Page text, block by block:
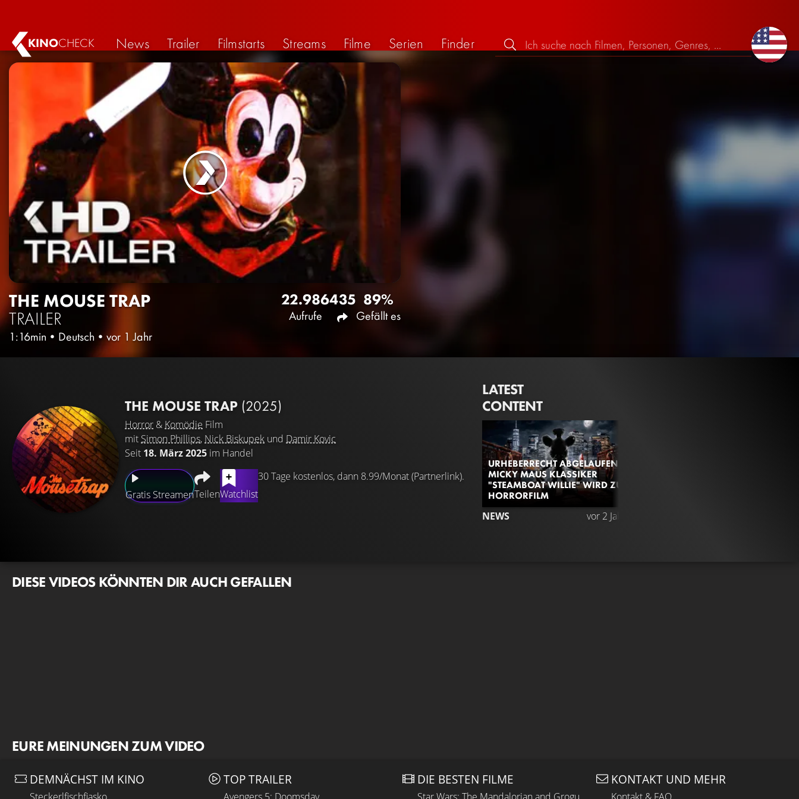
KINOCHECK News Trailer Filmstarts Streams Filme Serien Finder
THE MOUSE TRAP
TRAILER
1:16min • Deutsch •vor 1 Jahr
22.986
Aufrufe
435 89%
Gefällt es
THE MOUSE TRAP (2025)
Horror & Komödie Film
mit Simon Phillips, Nick Biskupek und Damir Kovic
Seit 18. März 2025 im Handel
Gratis StreamenTeilenWatchlist
30 Tage kostenlos, dann 8.99/Monat (Partnerlink).
LATEST
CONTENT
URHEBERRECHT ABGELAUFEN:
MICKY MAUS KLASSIKER
"STEAMBOAT WILLIE" WIRD ZUM
HORRORFILM
NEWS vor 2 Jahren
DIESE VIDEOS KÖNNTEN DIR AUCH GEFALLEN
EURE MEINUNGEN ZUM VIDEO
DEMNÄCHST IM KINO TOP TRAILER DIE BESTEN FILME KONTAKT UND MEHR